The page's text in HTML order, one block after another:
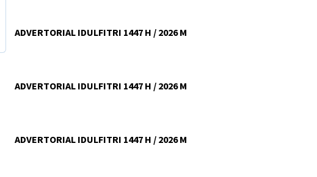
ADVERTORIAL IDULFITRI 1447 H / 2026 M
ADVERTORIAL IDULFITRI 1447 H / 2026 M
ADVERTORIAL IDULFITRI 1447 H / 2026 M